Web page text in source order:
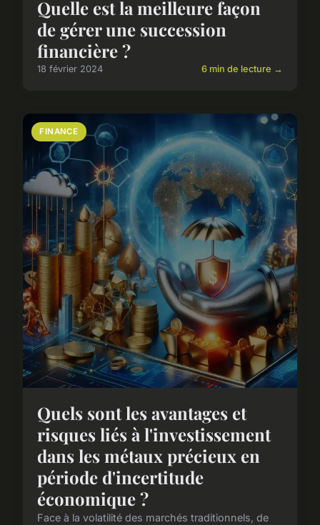
Quelle est la meilleure façon
de gérer une succession
financière ?
18 février 2024 6 min de lecture →
FINANCE
Quels sont les avantages et
risques liés à l'investissement
dans les métaux précieux en
période d'incertitude
économique ?
Face à la volatilité des marchés traditionnels, de